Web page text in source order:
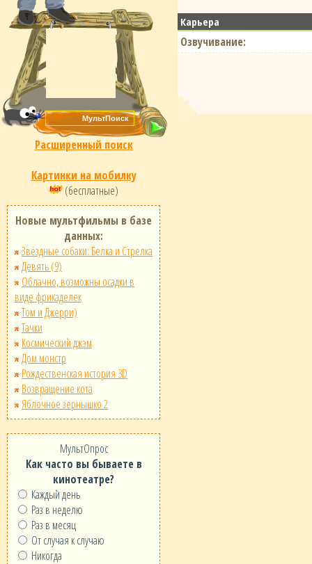
Расширенный поиск
Картинки на мобилку
(бесплатные)
Новые мультфильмы в базе
данных:
Звёздные собаки: Белка и Стрелка
Девять (9)
Облачно, возможны осадки в
виде фрикаделек
Том и Джерри)
Тачки
Космический джэм
Дом монстр
Рождественская история 3D
Возвращение кота
Яблочное зернышко 2
МультОпрос
Как часто вы бываете в
кинотеатре?
Каждый день
Раз в неделю
Раз в месяц
От случая к случаю
Никогда
Карьера
Озвучивание: